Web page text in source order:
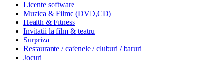
Licente software
Muzica & Filme (DVD,CD)
Health & Fitness
Invitatii la film & teatru
Surpriza
Restaurante / cafenele / cluburi / baruri
Jocuri